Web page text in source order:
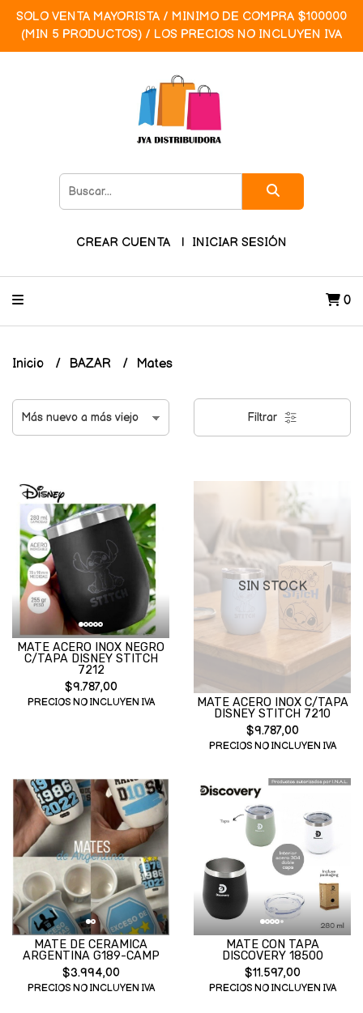
SOLO VENTA MAYORISTA / MINIMO DE COMPRA $100000
(MIN 5 PRODUCTOS) / LOS PRECIOS NO INCLUYEN IVA
CREAR CUENTA INICIAR SESIÓN
0
Inicio BAZAR Mates
Filtrar
MATE ACERO INOX NEGRO
C/TAPA DISNEY STITCH
7212
$9.787,00
PRECIOS NO INCLUYEN IVA
SIN STOCK
MATE ACERO INOX C/TAPA
DISNEY STITCH 7210
$9.787,00
PRECIOS NO INCLUYEN IVA
MATE DE CERAMICA
ARGENTINA G189-CAMP
$3.994,00
PRECIOS NO INCLUYEN IVA
MATE CON TAPA
DISCOVERY 18500
$11.597,00
PRECIOS NO INCLUYEN IVA